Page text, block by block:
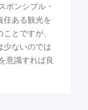
ポンシブル・
任ある観光を
とですが、
少ないのでは
意識すれば良